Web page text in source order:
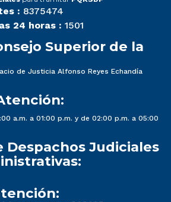
: 8375474
24 horas : 1501
Superior de la
de Justicia Alfonso Reyes Echandía
a.m. a 01:00 p.m. y de 02:00 p.m. a 05:00
Despachos Judiciales